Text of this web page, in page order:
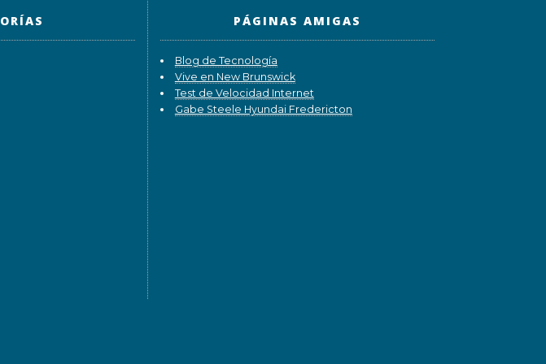
PÁGINAS AMIGAS
Blog de Tecnología
Vive en New Brunswick
Test de Velocidad Internet
Gabe Steele Hyundai Fredericton